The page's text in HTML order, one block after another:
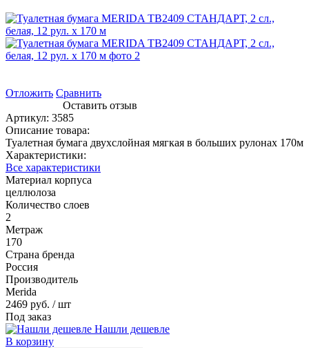
Отложить Сравнить
Оставить отзыв
Артикул: 3585
Описание товара:
Туалетная бумага двухслойная мягкая в больших рулонах 170м
Характеристики:
Все характеристики
Материал корпуса
целлюлоза
Количество слоев
2
Метраж
170
Страна бренда
Россия
Производитель
Merida
2469 руб. / шт
Под заказ
Нашли дешевле
В корзину